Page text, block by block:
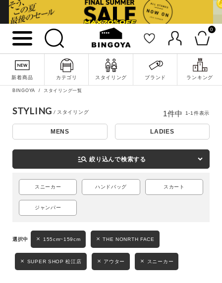
0
新着商品 カテゴリ スタイリング ブランド ランキング
詳細検索
キーワード
MENS LADIES
BINGOYA スタイリング一覧
STYLING
MENS LADIES
manage_search 絞り込んで検索する
スニーカー ハンドバッグ スカート
ジャンパー
155cm~159cm THE NONRTH FACE
SUPER SHOP 松江店 アウター スニーカー
1件中 1-1件表示